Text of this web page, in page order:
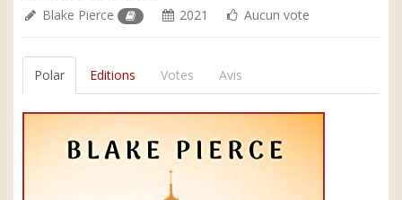
Blake Pierce 2021 Aucun vote
Polar Editions Votes Avis